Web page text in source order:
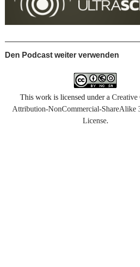
Den Podcast weiter verwenden
This work is licensed under a Creative
Attribution-NonCommercial-ShareAlike
License.